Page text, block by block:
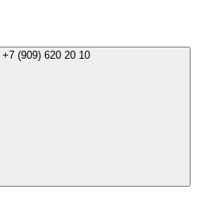
+7 (909) 620 20 10